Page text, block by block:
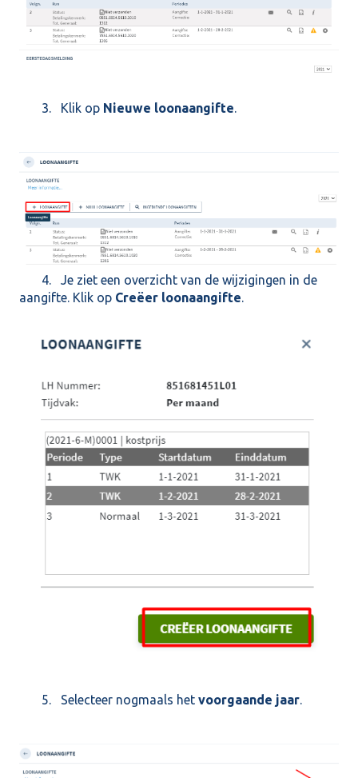
3. Klik op Nieuwe loonaangifte
4. Je ziet een overzicht van de wijzigingen in de
aangifte. Klik op Creëer loonaangifte.
5. Selecteer nogmaals het voorgaande jaar.